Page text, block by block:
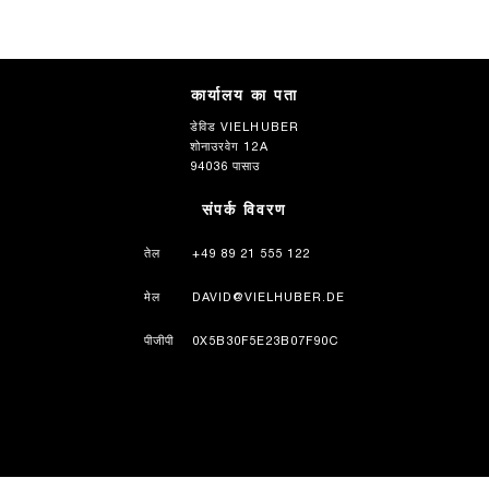
कार्यालय का पता
डेविड VIELHUBER
शोनाउरवेग 12A
94036 पासाउ
संपर्क विवरण
तेल +49 89 21 555 122
मेल DAVID@VIELHUBER.DE
पीजीपी 0X5B30F5E23B07F90C